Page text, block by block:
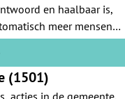
en haalbaar is,
meer mensen
(1501)
acties in de gemeente,